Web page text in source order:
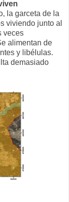
la garceta de la
viviendo junto al
veces
alimentan de
y libélulas.
demasiado